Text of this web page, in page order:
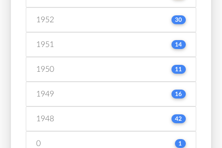
1952 30
1951 14
1950 11
1949 16
1948 42
0 1